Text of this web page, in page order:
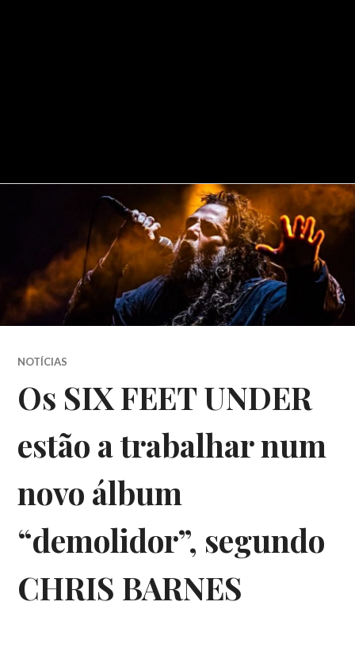
NOTÍCIAS
Os SIX FEET UNDER
estão a trabalhar num
novo álbum
“demolidor”, segundo
CHRIS BARNES